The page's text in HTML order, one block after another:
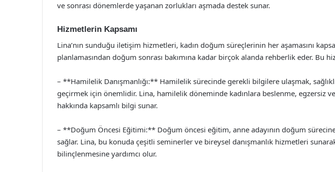
ve sonrası dönemlerde yaşanan zorlukları aşmada destek sunar.
Hizmetlerin Kapsamı
Lina’nın sunduğu iletişim hizmetleri, kadın doğum süreçlerinin her aşamasını
planlamasından doğum sonrası bakımına kadar birçok alanda rehberlik eder. Bu
– **Hamilelik Danışmanlığı:** Hamilelik sürecinde gerekli bilgilere ulaşmak,
geçirmek için önemlidir. Lina, hamilelik döneminde kadınlara beslenme, egzersiz
hakkında kapsamlı bilgi sunar.
– **Doğum Öncesi Eğitimi:** Doğum öncesi eğitim, anne adayının doğum sürecine
sağlar. Lina, bu konuda çeşitli seminerler ve bireysel danışmanlık hizmetleri
bilinçlenmesine yardımcı olur.